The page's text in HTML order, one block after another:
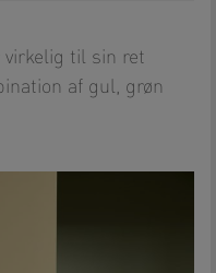
virkelig til sin ret
af gul, grøn